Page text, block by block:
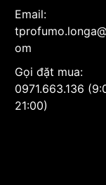
Email:
om
Gọi đặt mua:
0971.663.136
21:00)